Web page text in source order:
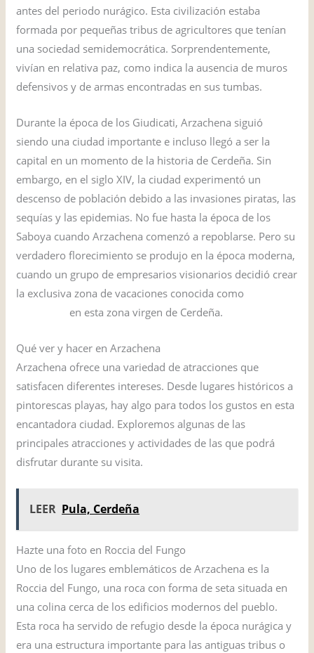
antes del periodo nurágico. Esta civilización estaba
formada por pequeñas tribus de agricultores que tenían
una sociedad semidemocrática. Sorprendentemente,
vivían en relativa paz, como indica la ausencia de muros
defensivos y de armas encontradas en sus tumbas.
Durante la época de los Giudicati, Arzachena siguió
siendo una ciudad importante e incluso llegó a ser la
capital en un momento de la historia de Cerdeña. Sin
embargo, en el siglo XIV, la ciudad experimentó un
descenso de población debido a las invasiones piratas, las
sequías y las epidemias. No fue hasta la época de los
Saboya cuando Arzachena comenzó a repoblarse. Pero su
verdadero florecimiento se produjo en la época moderna,
cuando un grupo de empresarios visionarios decidió crear
la exclusiva zona de vacaciones conocida como
en esta zona virgen de Cerdeña.
Qué ver y hacer en Arzachena
Arzachena ofrece una variedad de atracciones que
satisfacen diferentes intereses. Desde lugares históricos a
pintorescas playas, hay algo para todos los gustos en esta
encantadora ciudad. Exploremos algunas de las
principales atracciones y actividades de las que podrá
disfrutar durante su visita.
LEER Pula, Cerdeña
Hazte una foto en Roccia del Fungo
Uno de los lugares emblemáticos de Arzachena es la
Roccia del Fungo, una roca con forma de seta situada en
una colina cerca de los edificios modernos del pueblo.
Esta roca ha servido de refugio desde la época nurágica y
era una estructura importante para las antiguas tribus o